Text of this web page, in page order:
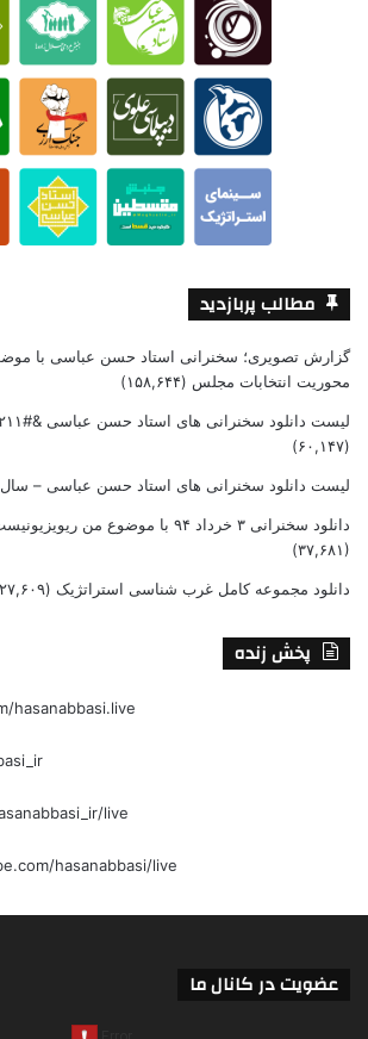
مطالب پربازدید
گزارش تصویری؛ سخنرانی استاد حسن عباسی با
محوریت انتخابات مجلس (۱۵۸,۶۴۴)
لیست دانلود سخنرانی های استاد حسن عباسی &#۸۲۱۱; سال ۱۳۹۵
(۶۰,۱۴۷)
لیست دانلود سخنرانی های استاد حسن عباسی – سال ۱۳۹۶
دانلود سخنرانی ۳ خرداد ۹۴ با موضوع من ریویزیونیست‌ام، پس هستم!
(۳۷,۶۸۱)
دانلود مجموعه کامل غرب شناسی استراتژیک (۲۷,۶۰۹)
پخش زنده
hasanabbasi.live
live
hasanabbasi/live
عضویت در کانال ما